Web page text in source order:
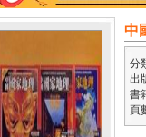
中
分
出
書
頁